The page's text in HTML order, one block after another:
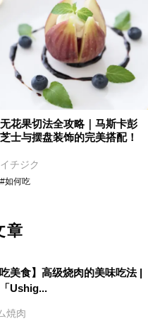
无花果切法全攻略｜马斯卡彭
芝士与摆盘装饰的完美搭配！
イチジク
#如何吃
章
吃美食】高级烧肉的美味吃法 |
Ushig...
焼肉